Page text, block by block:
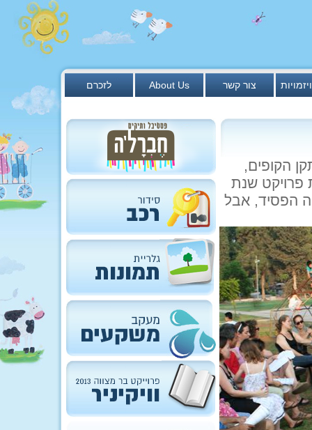
לזכרם About Us צור קשר
הקופים,
פרויקט שנת
הפסיד, אבל